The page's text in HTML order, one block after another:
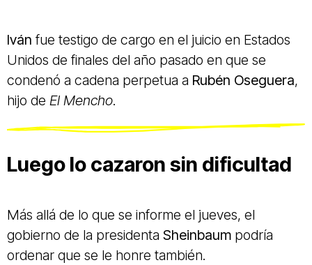
Iván fue testigo de cargo en el juicio en Estados
Unidos de finales del año pasado en que se
condenó a cadena perpetua a Rubén Oseguera,
hijo de El Mencho.
Luego lo cazaron sin dificultad
Más allá de lo que se informe el jueves, el
gobierno de la presidenta Sheinbaum podría
ordenar que se le honre también.